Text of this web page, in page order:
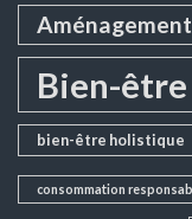
Bien-être
bien-être holistique
consommation